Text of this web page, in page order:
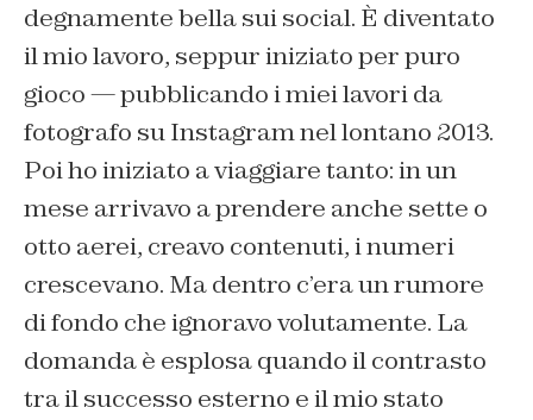
degnamente bella sui social. È diventato
il mio lavoro, seppur iniziato per puro
gioco — pubblicando i miei lavori da
fotografo su Instagram nel lontano 2013.
Poi ho iniziato a viaggiare tanto: in un
mese arrivavo a prendere anche sette o
otto aerei, creavo contenuti, i numeri
crescevano. Ma dentro c’era un rumore
di fondo che ignoravo volutamente. La
domanda è esplosa quando il contrasto
tra il successo esterno e il mio stato